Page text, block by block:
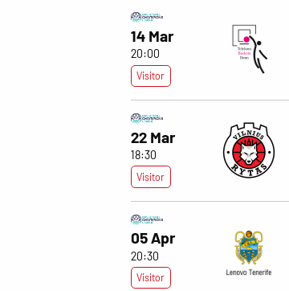
14 Mar
20:00
Visitor
22 Mar
18:30
Visitor
05 Apr
20:30
Visitor